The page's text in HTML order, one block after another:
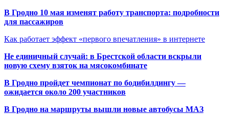
В Гродно 10 мая изменят работу транспорта: подробности
для пассажиров
Как работает эффект «первого впечатления» в интернете
Не единичный случай: в Брестской области вскрыли
новую схему взяток на мясокомбинате
В Гродно пройдет чемпионат по бодибилдингу —
ожидается около 200 участников
В Гродно на маршруты вышли новые автобусы МАЗ